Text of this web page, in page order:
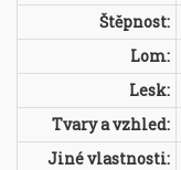
Štěpnost:
Lom:
Lesk:
Tvary a vzhled:
Jiné vlastnosti: